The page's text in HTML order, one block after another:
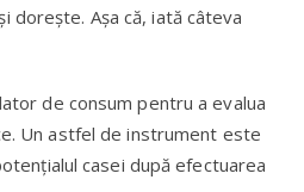
dorește. Așa că, iată câteva
de consum pentru a evalua
Un astfel de instrument este
casei după efectuarea